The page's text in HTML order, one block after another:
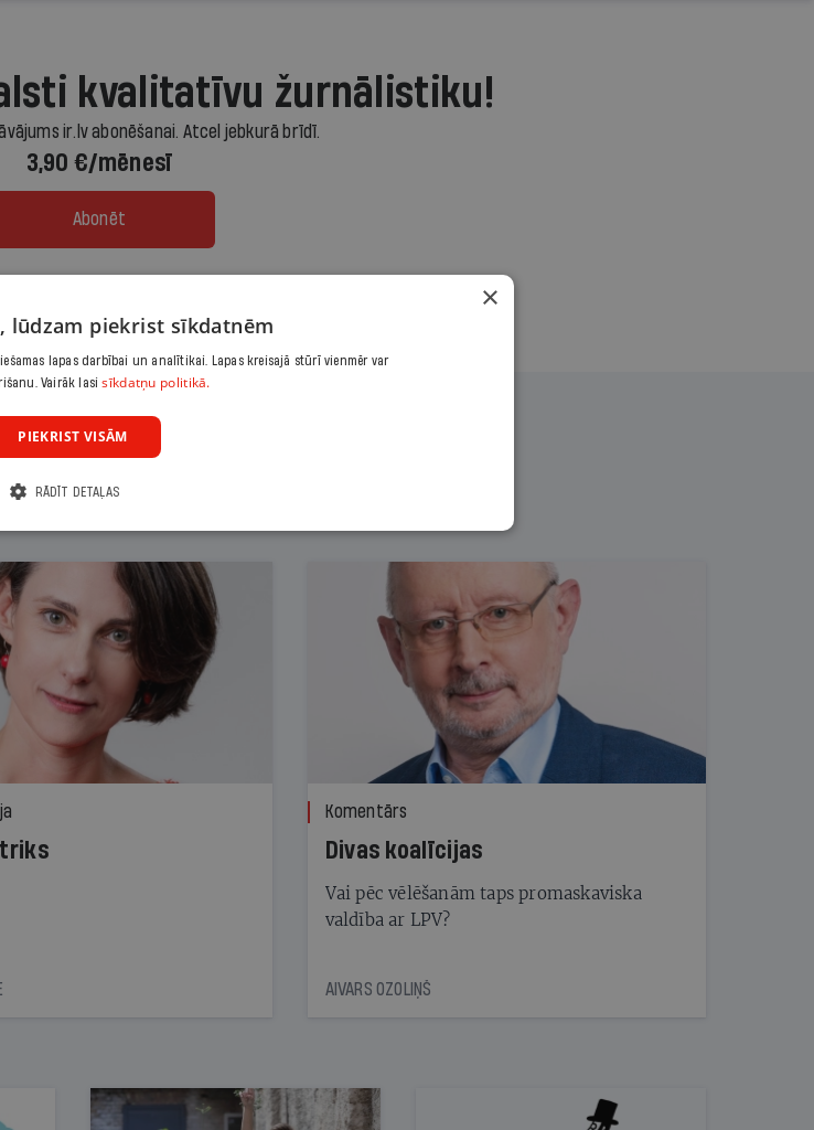
kvalitatīvu žurnālistiku!
ir.lv abonēšanai. Atcel jebkurā brīdī.
3,90 €/mēnesī
Abonēt
triks
Komentārs
Divas koalīcijas
Vai pēc vēlēšanām taps promaskaviska
valdība ar LPV?
AIVARS OZOLIŅŠ
×
lūdzam piekrist sīkdatnēm
lapas darbībai un analītikai. Lapas kreisajā stūrī vienmēr var
Vairāk lasisīkdatņu politikā.
PIEKRIST VISĀM
RĀDĪT DETAĻAS